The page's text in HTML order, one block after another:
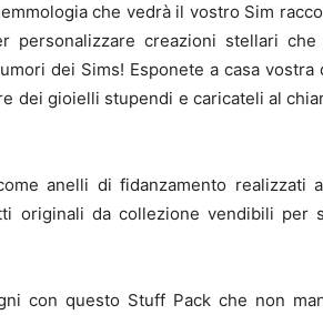
che vedrà il vostro Sim
creazioni stellari che
dei Sims! Esponete a casa vostra
dei gioielli stupendi e caricateli al
anelli di fidanzamento realizzati
originali da collezione vendibili per
con questo Stuff Pack che non